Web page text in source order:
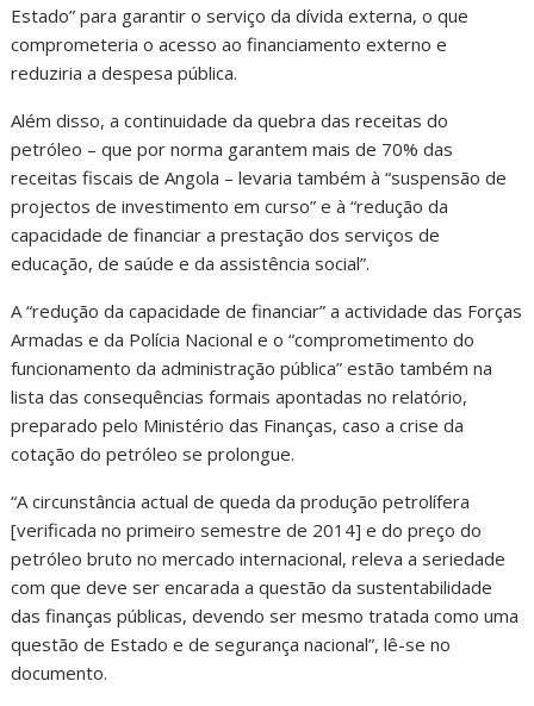
Estado” para garantir o serviço da dívida externa, o que
comprometeria o acesso ao financiamento externo e
reduziria a despesa pública.
Além disso, a continuidade da quebra das receitas do
petróleo – que por norma garantem mais de 70% das
receitas fiscais de Angola – levaria também à “suspensão de
projectos de investimento em curso” e à “redução da
capacidade de financiar a prestação dos serviços de
educação, de saúde e da assistência social”.
A “redução da capacidade de financiar” a actividade das Forças
Armadas e da Polícia Nacional e o “comprometimento do
funcionamento da administração pública” estão também na
lista das consequências formais apontadas no relatório,
preparado pelo Ministério das Finanças, caso a crise da
cotação do petróleo se prolongue.
“A circunstância actual de queda da produção petrolífera
[verificada no primeiro semestre de 2014] e do preço do
petróleo bruto no mercado internacional, releva a seriedade
com que deve ser encarada a questão da sustentabilidade
das finanças públicas, devendo ser mesmo tratada como uma
questão de Estado e de segurança nacional”, lê-se no
documento.